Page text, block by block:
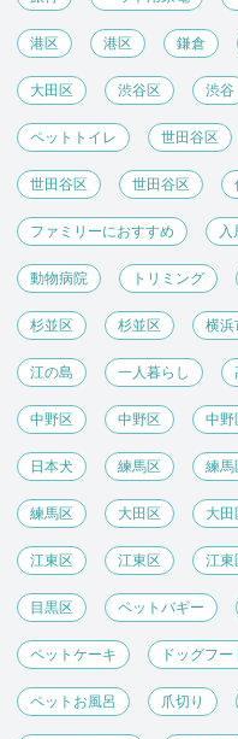
港区 港区 鎌倉
大田区 渋谷区 渋谷
ペットトイレ 世田谷区
世田谷区 世田谷区
ファミリーにおすすめ 入
動物病院 トリミング
杉並区 杉並区 横浜
江の島 一人暮らし
中野区 中野区 中野
日本犬 練馬区 練馬
練馬区 大田区 大田
江東区 江東区 江東
目黒区 ペットバギー
ペットケーキ ドッグフー
ペットお風呂 爪切り